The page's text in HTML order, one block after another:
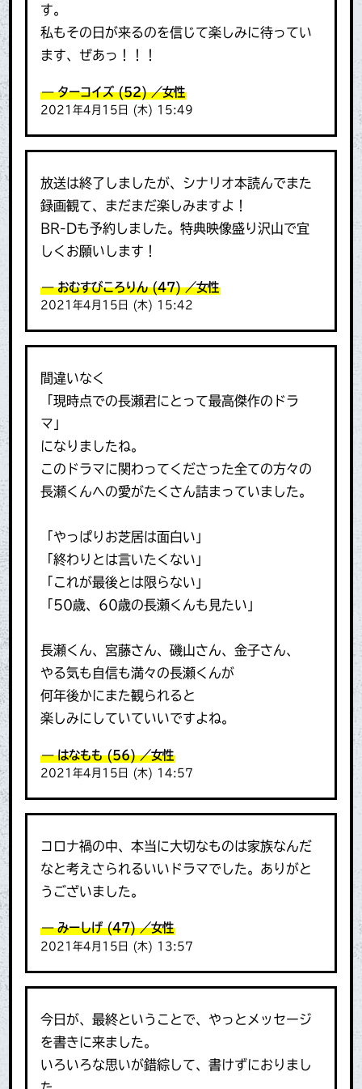
す。
私もその日が来るのを信じて楽しみに待ってい
ます、ぜあっ！！！
ターコイズ(52)／女性
2021年4月15日 (木) 15:49
放送は終了しましたが、シナリオ本読んでまた
録画観て、まだまだ楽しみますよ！
BR-Dも予約しました。特典映像盛り沢山で宜
しくお願いします！
おむすびころりん(47)／女性
2021年4月15日 (木) 15:42
間違いなく
「現時点での長瀬君にとって最高傑作のドラ
マ」
になりましたね。
このドラマに関わってくださった全ての方々の
長瀬くんへの愛がたくさん詰まっていました。
「やっぱりお芝居は面白い」
「終わりとは言いたくない」
「これが最後とは限らない」
「50歳、60歳の長瀬くんも見たい」
長瀬くん、宮藤さん、磯山さん、金子さん、
やる気も自信も満々の長瀬くんが
何年後かにまた観られると
楽しみにしていていいですよね。
はなもも(56)／女性
2021年4月15日 (木) 14:57
コロナ禍の中、本当に大切なものは家族なんだ
なと考えさられるいいドラマでした。ありがと
うございました。
みーしげ(47)／女性
2021年4月15日 (木) 13:57
今日が、最終ということで、やっとメッセージ
を書きに来ました。
いろいろな思いが錯綜して、書けずにおりまし